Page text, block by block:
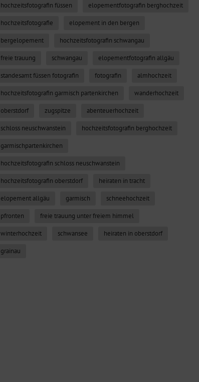
hochzeitsfotografin füssen elopementfotografin berghochzeit
hochzeitsfotografie elopement in den bergen
bergelopement hochzeitsfotografin schwangau
freie trauung schwangau elopementfotografin allgäu
standesamt füssen fotografin fotografin almhochzeit
hochzeitsfotografin garmisch partenkirchen wanderhochzeit
oberstdorf zugspitze abenteuerhochzeit
schloss neuschwanstein hochzeitsfotografin berghochzeit
garmischpartenkirchen
hochzeitsfotografin schloss neuschwanstein
hochzeitsfotografin oberstdorf heiraten in tracht
elopement allgäu garmisch schneehochzeit
pfronten freie trauung unter freiem himmel
winterhochzeit schwansee heiraten in oberstdorf
grainau